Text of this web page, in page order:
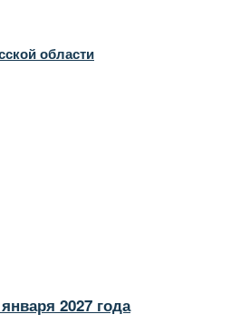
области
2027 года